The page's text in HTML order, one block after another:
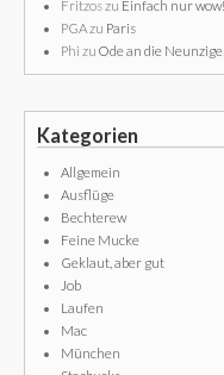
Fritzoszu Einfach nur wow!
PGAzu Paris
Phi zu Ode an die
Kategorien
Allgemein
Ausflüge
Bechterew
Feine Mucke
Geklaut, aber gut
Job
Laufen
Mac
München